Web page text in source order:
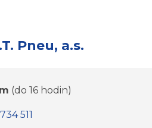
Pneu, a.s.
(do 16 hodin)
511